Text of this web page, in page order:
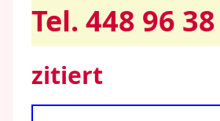
Tel. 448 96 38
zitiert